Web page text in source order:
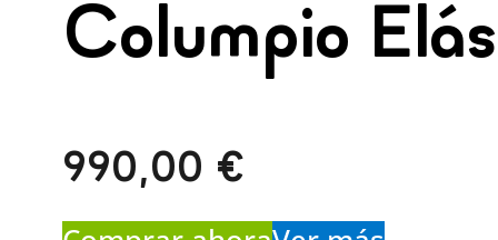
Columpio
990,00 €